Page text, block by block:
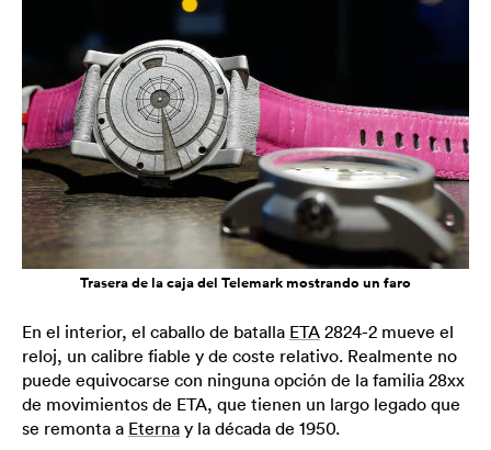
Trasera de la caja del Telemark mostrando un faro
En el interior, el caballo de batalla ETA 2824-2 mueve el
reloj, un calibre fiable y de coste relativo. Realmente no
puede equivocarse con ninguna opción de la familia 28xx
de movimientos de ETA, que tienen un largo legado que
se remonta a Eterna y la década de 1950.